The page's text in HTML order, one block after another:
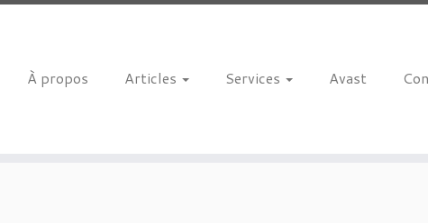
À propos Articles Services Avast